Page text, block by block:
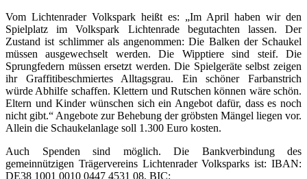
Vom Lichtenrader Volkspark heißt es: „Im April haben wir den
Spielplatz im Volkspark Lichtenrade begutachten lassen. Der
Zustand ist schlimmer als angenommen: Die Balken der Schaukel
müssen ausgewechselt werden. Die Wipptiere sind steif. Die
Sprungfedern müssen ersetzt werden. Die Spielgeräte selbst zeigen
ihr Graffitibeschmiertes Alltagsgrau. Ein schöner Farbanstrich
würde Abhilfe schaffen. Klettern und Rutschen können wäre schön.
Eltern und Kinder wünschen sich ein Angebot dafür, dass es noch
nicht gibt.“ Angebote zur Behebung der gröbsten Mängel liegen vor.
Allein die Schaukelanlage soll 1.300 Euro kosten.
Auch Spenden sind möglich. Die Bankverbindung des
gemeinnützigen Trägervereins Lichtenrader Volksparks ist: IBAN:
DE38 1001 0010 0447 4531 08, BIC: